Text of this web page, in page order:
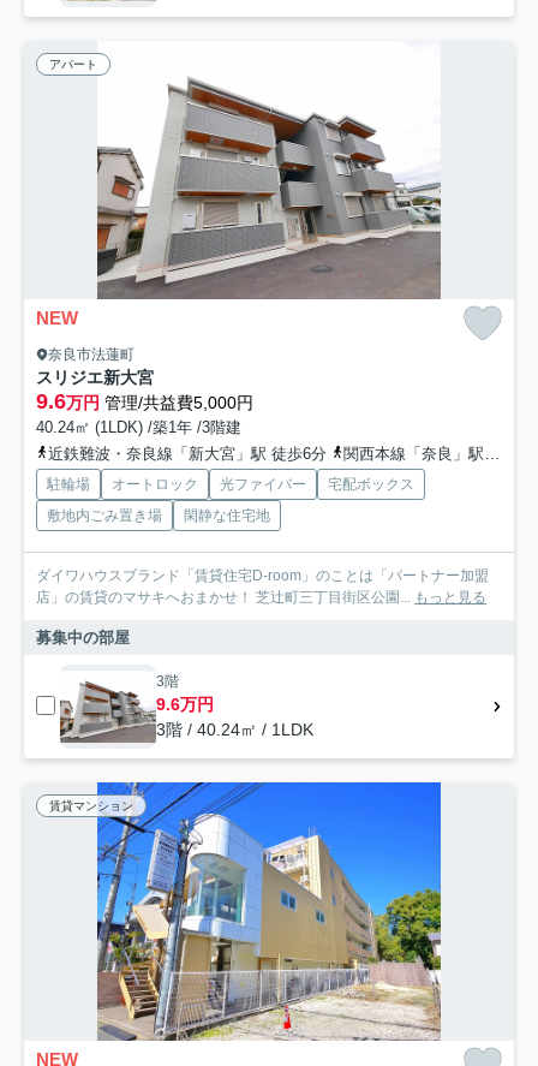
アパート
NEW
奈良市法蓮町
スリジエ新大宮
9.6万円 管理/共益費5,000円
40.24㎡ (1LDK) /築1年 /3階建
近鉄難波・奈良線「新大宮」駅 徒歩6分
関西本線「奈良」駅 徒歩18分
駐輪場 オートロック 光ファイバー
宅配ボックス
敷地内ごみ置き場
閑静な住宅地
ダイワハウスブランド「賃貸住宅D-room」のことは「パートナー加盟
店」の賃貸のマサキへおまかせ！ 芝辻町三丁目街区公園... もっと見る
募集中の部屋
3階
9.6万円
3階 / 40.24㎡ / 1LDK
賃貸マンション
NEW